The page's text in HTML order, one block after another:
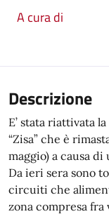
A cura di
Descrizione
E’ stata riattivata
“Zisa” che è
maggio) a causa
Da ieri sera sono
circuiti che
zona compresa fra